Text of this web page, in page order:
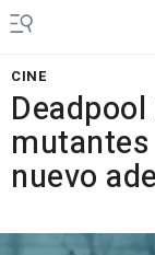
CINE
mutantes
nuevo